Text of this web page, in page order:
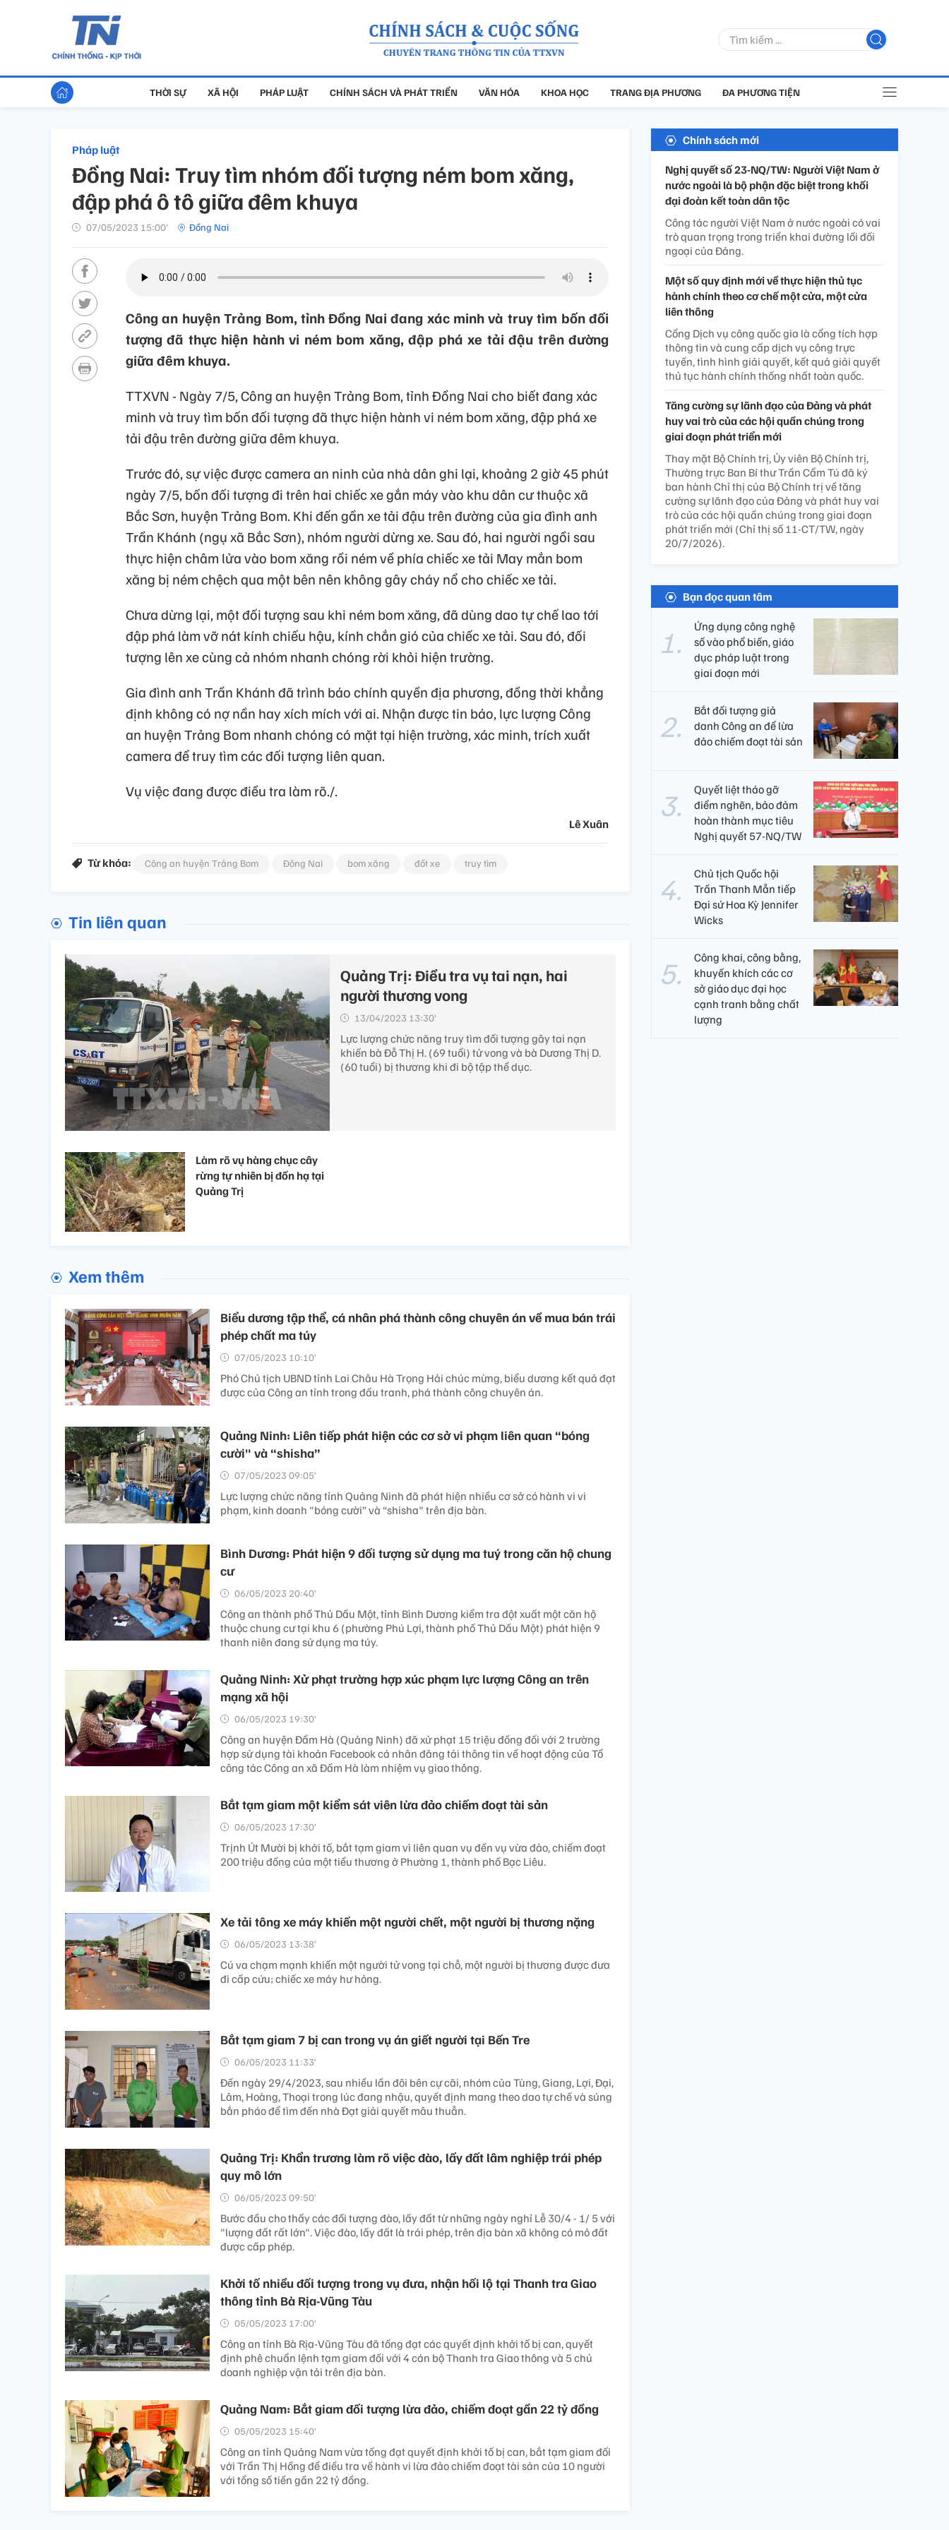
THỜI SỰ XÃ HỘI PHÁP LUẬT CHÍNH SÁCH VÀ PHÁT TRIỂN VĂN HÓA KHOA HỌC TRANG ĐỊA PHƯƠNG ĐA PHƯƠNG TIỆN
Pháp luật
Đồng Nai: Truy tìm nhóm đối tượng ném bom xăng,
đập phá ô tô giữa đêm khuya
07/05/2023 15:00’ Đồng Nai
Công an huyện Trảng Bom, tỉnh Đồng Nai đang xác minh và truy tìm bốn đối
tượng đã thực hiện hành vi ném bom xăng, đập phá xe tải đậu trên đường
giữa đêm khuya.
TTXVN - Ngày 7/5, Công an huyện Trảng Bom, tỉnh Đồng Nai cho biết đang xác
minh và truy tìm bốn đối tượng đã thực hiện hành vi ném bom xăng, đập phá xe
tải đậu trên đường giữa đêm khuya.
Trước đó, sự việc được camera an ninh của nhà dân ghi lại, khoảng 2 giờ 45 phút
ngày 7/5, bốn đối tượng đi trên hai chiếc xe gắn máy vào khu dân cư thuộc xã
Bắc Sơn, huyện Trảng Bom. Khi đến gần xe tải đậu trên đường của gia đình anh
Trần Khánh (ngụ xã Bắc Sơn), nhóm người dừng xe. Sau đó, hai người ngồi sau
thực hiện châm lửa vào bom xăng rồi ném về phía chiếc xe tải May mắn bom
xăng bị ném chệch qua một bên nên không gây cháy nổ cho chiếc xe tải.
Chưa dừng lại, một đối tượng sau khi ném bom xăng, đã dùng dao tự chế lao tới
đập phá làm vỡ nát kính chiếu hậu, kính chắn gió của chiếc xe tải. Sau đó, đối
tượng lên xe cùng cả nhóm nhanh chóng rời khỏi hiện trường.
Gia đình anh Trần Khánh đã trình báo chính quyền địa phương, đồng thời khẳng
định không có nợ nần hay xích mích với ai. Nhận được tin báo, lực lượng Công
an huyện Trảng Bom nhanh chóng có mặt tại hiện trường, xác minh, trích xuất
camera để truy tìm các đối tượng liên quan.
Vụ việc đang được điều tra làm rõ./.
Lê Xuân
Từ khóa: Công an huyện Trảng Bom Đông Nai bom xăng đốt xe truy tìm
Tin liên quan
Quảng Trị: Điều tra vụ tai nạn, hai
người thương vong
13/04/2023 13:30’
Lực lượng chức năng truy tìm đối tượng gây tai nạn
khiến bà Đỗ Thị H. (69 tuổi) tử vong và bà Dương Thị D.
(60 tuổi) bị thương khi đi bộ tập thể dục.
Làm rõ vụ hàng chục cây
rừng tự nhiên bị đốn hạ tại
Quảng Trị
Xem thêm
Biểu dương tập thể, cá nhân phá thành công chuyên án về mua bán trái
phép chất ma túy
07/05/2023 10:10’
Phó Chủ tịch UBND tỉnh Lai Châu Hà Trọng Hải chúc mừng, biểu dương kết quả đạt
được của Công an tỉnh trong đấu tranh, phá thành công chuyên án.
Quảng Ninh: Liên tiếp phát hiện các cơ sở vi phạm liên quan “bóng
cười" và “shisha”
07/05/2023 09:05’
Lực lượng chức năng tỉnh Quảng Ninh đã phát hiện nhiều cơ sở có hành vi vi
phạm, kinh doanh "bóng cười” và “shisha" trên địa bàn.
Bình Dương: Phát hiện 9 đối tượng sử dụng ma tuý trong căn hộ chung
cư
06/05/2023 20:40’
Công an thành phố Thủ Dầu Một, tỉnh Bình Dương kiểm tra đột xuất một căn hộ
thuộc chung cư tại khu 6 (phường Phú Lợi, thành phố Thủ Dầu Một) phát hiện 9
thanh niên đang sử dụng ma túy.
Quảng Ninh: Xử phạt trường hợp xúc phạm lực lượng Công an trên
mạng xã hội
06/05/2023 19:30’
Công an huyện Đầm Hà (Quảng Ninh) đã xử phạt 15 triệu đồng đối với 2 trường
hợp sử dụng tài khoản Facebook cá nhân đăng tải thông tin về hoạt động của Tổ
công tác Công an xã Đầm Hà làm nhiệm vụ giao thông.
Bắt tạm giam một kiểm sát viên lừa đảo chiếm đoạt tài sản
06/05/2023 17:30’
Trịnh Út Mười bị khởi tố, bắt tạm giam vì liên quan vụ đến vụ vừa đảo, chiếm đoạt
200 triệu đồng của một tiểu thương ở Phường 1, thành phố Bạc Liêu.
Xe tải tông xe máy khiến một người chết, một người bị thương nặng
06/05/2023 13:38’
Cú va chạm mạnh khiến một người tử vong tại chỗ, một người bị thương được đưa
đi cấp cứu; chiếc xe máy hư hỏng.
Bắt tạm giam 7 bị can trong vụ án giết người tại Bến Tre
06/05/2023 11:33’
Đến ngày 29/4/2023, sau nhiều lần đôi bên cự cãi, nhóm của Tùng, Giang, Lợi, Đại,
Lâm, Hoàng, Thoại trong lúc đang nhậu, quyết định mang theo dao tự chế và súng
bắn pháo để tìm đến nhà Đạt giải quyết mâu thuẫn.
Quảng Trị: Khẩn trương làm rõ việc đào, lấy đất lâm nghiệp trái phép
quy mô lớn
06/05/2023 09:50’
Bước đầu cho thấy các đối tượng đào, lấy đất từ những ngày nghỉ Lễ 30/4 - 1/ 5 với
"lượng đất rất lớn". Việc đào, lấy đất là trái phép, trên địa bàn xã không có mỏ đất
được cấp phép.
Khởi tố nhiều đối tượng trong vụ đưa, nhận hối lộ tại Thanh tra Giao
thông tỉnh Bà Rịa-Vũng Tàu
05/05/2023 17:00’
Công an tỉnh Bà Rịa-Vũng Tàu đã tống đạt các quyết định khởi tố bị can, quyết
định phê chuẩn lệnh tạm giam đối với 4 cán bộ Thanh tra Giao thông và 5 chủ
doanh nghiệp vận tải trên địa bàn.
Quảng Nam: Bắt giam đối tượng lừa đảo, chiếm đoạt gần 22 tỷ đồng
05/05/2023 15:40’
Công an tỉnh Quảng Nam vừa tống đạt quyết định khởi tố bị can, bắt tạm giam đối
với Trần Thị Hồng để điều tra về hành vi lừa đảo chiếm đoạt tài sản của 10 người
với tổng số tiền gần 22 tỷ đồng.
Chính sách mới
Nghị quyết số 23-NQ/TW: Người Việt Nam ở
nước ngoài là bộ phận đặc biệt trong khối
đại đoàn kết toàn dân tộc
Công tác người Việt Nam ở nước ngoài có vai
trò quan trọng trong triển khai đường lối đối
ngoại của Đảng.
Một số quy định mới về thực hiện thủ tục
hành chính theo cơ chế một cửa, một cửa
liên thông
Cổng Dịch vụ công quốc gia là cổng tích hợp
thông tin và cung cấp dịch vụ công trực
tuyến, tình hình giải quyết, kết quả giải quyết
thủ tục hành chính thống nhất toàn quốc.
Tăng cường sự lãnh đạo của Đảng và phát
huy vai trò của các hội quần chúng trong
giai đoạn phát triển mới
Thay mặt Bộ Chính trị, Ủy viên Bộ Chính trị,
Thường trực Ban Bí thư Trần Cẩm Tú đã ký
ban hành Chỉ thị của Bộ Chính trị về tăng
cường sự lãnh đạo của Đảng và phát huy vai
trò của các hội quần chúng trong giai đoạn
phát triển mới (Chỉ thị số 11-CT/TW, ngày
20/7/2026).
Bạn đọc quan tâm
Ứng dụng công nghệ
số vào phổ biến, giáo
dục pháp luật trong
giai đoạn mới
Bắt đối tượng giả
danh Công an để lừa
đảo chiếm đoạt tài sản
Quyết liệt tháo gỡ
điểm nghẽn, bảo đảm
hoàn thành mục tiêu
Nghị quyết 57-NQ/TW
Chủ tịch Quốc hội
Trần Thanh Mẫn tiếp
Đại sứ Hoa Kỳ Jennifer
Wicks
Công khai, công bằng,
khuyến khích các cơ
sở giáo dục đại học
cạnh tranh bằng chất
lượng​